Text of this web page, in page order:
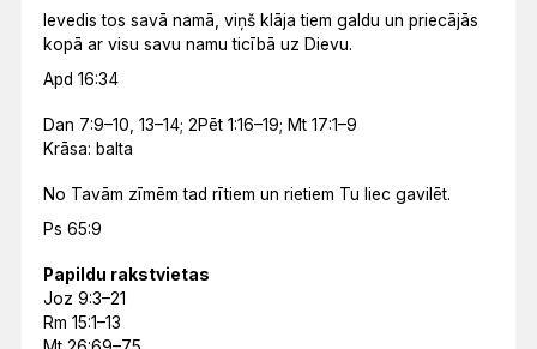
Ievedis tos savā namā, viņš klāja tiem galdu un priecājās
kopā ar visu savu namu ticībā uz Dievu.
Apd 16:34
Dan 7:9–10, 13–14; 2Pēt 1:16–19; Mt 17:1–9
Krāsa: balta
No Tavām zīmēm tad rītiem un rietiem Tu liec gavilēt.
Ps 65:9
Papildu rakstvietas
Joz 9:3–21
Rm 15:1–13